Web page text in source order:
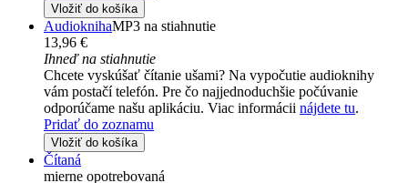
Vložiť do košíka
AudioknihaMP3 na stiahnutie
13,96 €
Ihneď na stiahnutie
Chcete vyskúšať čítanie ušami? Na vypočutie audioknihy
vám postačí telefón. Pre čo najjednoduchšie počúvanie
odporúčame našu aplikáciu. Viac informácii nájdete tu.
Pridať do zoznamu
Vložiť do košíka
Čítaná
mierne opotrebovaná